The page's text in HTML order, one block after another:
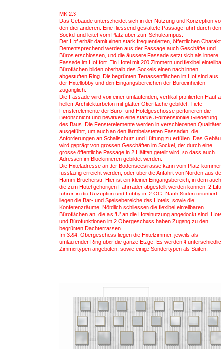
MK 2.3
Das Gebäude unterscheidet sich in der Nutzung und Konzeption
den drei anderen. Eine fliessend gestaltete Passage führt durch den
Sockel und leitet vom Platz über zum Schulcampus.
Der Hof erhält damit einen stark frequentierten, öffentlichen
Dementsprechend werden aus der Passage auch Geschäfte und
Büros erschlossen, und die äussere Fassade setzt sich als innere
Fassade im Hof fort. Ein Hotel mit 200 Zimmern und flexibel
Büroflächen bilden oberhalb des Sockels einen nach innen
abgestuften Ring. Die begrünten Terrassenflächen im Hof sind aus
der Hotellobby und den Eingangsbereichen der Büroeinheiten
zugänglich.
Die Fassade wird von einer umlaufenden, vertikal profilierten Haut
hellem Architekturbeton mit glatter Oberfläche gebildet. Tiefe
Fensterelemente der Büro- und Hotelgeschosse perforieren die
Betonschicht und bewirken eine starke 3-dimensionale Gliederung
des Baus. Die Fensterelemente werden in verschiedenen
ausgeführt, um auch an den lärmbelasteten Fassaden, die
Anforderungen an Schallschutz und Lüftung zu erfüllen. Das
wird geprägt von grossen Geschäften im Sockel, der durch eine
grosse öffentliche Passage in 2 Hälften geteilt wird, so dass auch
Adressen im Blockinneren gebildet werden.
Die Hoteladresse an der Bodenseestrasse kann vom Platz
fussläufig erreicht werden, oder über die Anfahrt von Norden aus
Hamm-Brücherstr. Hier ist ein kleiner Eingangsbereich, in dem auch
die zum Hotel gehörigen Fahrräder abgestellt werden können. 2
führen in die Rezeption und Lobby im 2.OG. Nach Süden orientiert
liegen die Bar- und Speisebereiche des Hotels, sowie die
Konferenzräume. Nördlich schliessen die flexibel einteilbaren
Büroflächen an, die als ’U’ an die Hotelnutzung angedockt sind.
und Bürofunktionen im 2.Obergeschoss haben Zugang zu den
begrünten Dachterrassen.
Im 3.&4. Obergeschoss liegen die Hotelzimmer, jeweils als
umlaufender Ring über die ganze Etage. Es werden 4
Zimmertypen angeboten, sowie einige Sondertypen als Suiten.